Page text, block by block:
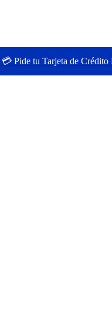
💳 Pide tu Tarjeta de